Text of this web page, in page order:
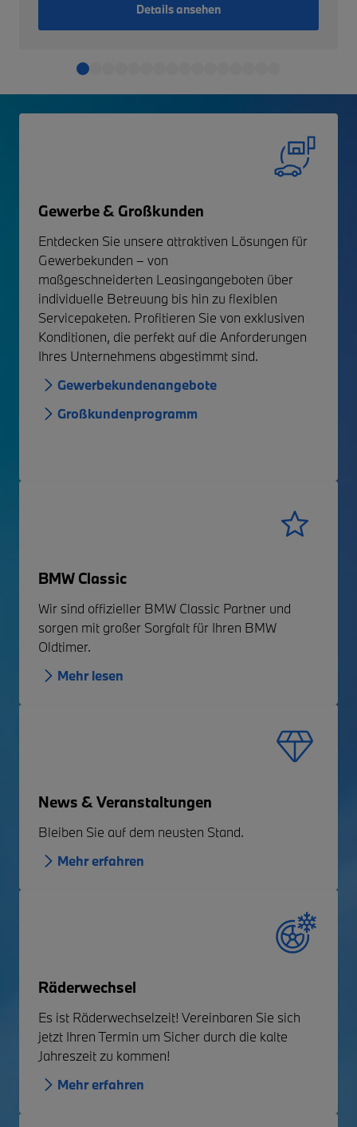
Details ansehen
Gewerbe & Großkunden
Entdecken Sie unsere attraktiven Lösungen für
Gewerbekunden – von
maßgeschneiderten Leasingangeboten über
individuelle Betreuung bis hin zu flexiblen
Servicepaketen. Profitieren Sie von exklusiven
Konditionen, die perfekt auf die Anforderungen
Ihres Unternehmens abgestimmt sind.
Gewerbekundenangebote
Großkundenprogramm
BMW Classic
Wir sind offizieller BMW Classic Partner und
sorgen mit großer Sorgfalt für Ihren BMW
Oldtimer.
Mehr lesen
News & Veranstaltungen
Bleiben Sie auf dem neusten Stand.
Mehr erfahren
Räderwechsel
Es ist Räderwechselzeit! Vereinbaren Sie sich
jetzt Ihren Termin um Sicher durch die kalte
Jahreszeit zu kommen!
Mehr erfahren